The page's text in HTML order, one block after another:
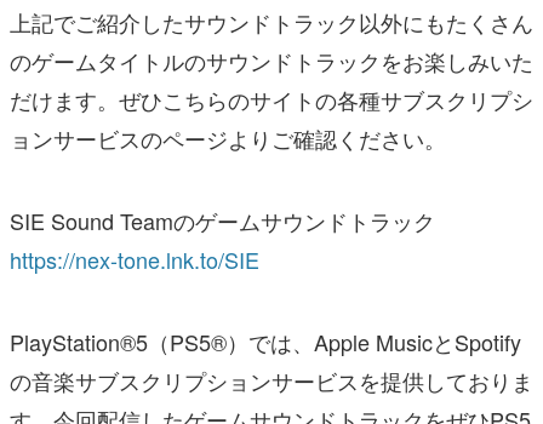
上記でご紹介したサウンドトラック以外にもたくさん
のゲームタイトルのサウンドトラックをお楽しみいた
だけます。ぜひこちらのサイトの各種サブスクリプシ
ョンサービスのページよりご確認ください。
SIE Sound Teamのゲームサウンドトラック
https://nex-tone.lnk.to/SIE
PlayStation®5（PS5®）では、Apple MusicとSpotify
の音楽サブスクリプションサービスを提供しておりま